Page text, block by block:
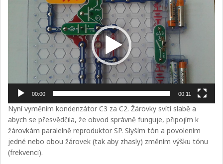
přehrávač
00:00 00:11
Nyní vyměním kondenzátor C3 za C2. Žárovky svítí slabě a
abych se přesvědčila, že obvod správně funguje, připojím k
žárovkám paralelně reproduktor SP. Slyším tón a povolením
jedné nebo obou žárovek (tak aby zhasly) změním výšku tónu
(frekvenci).